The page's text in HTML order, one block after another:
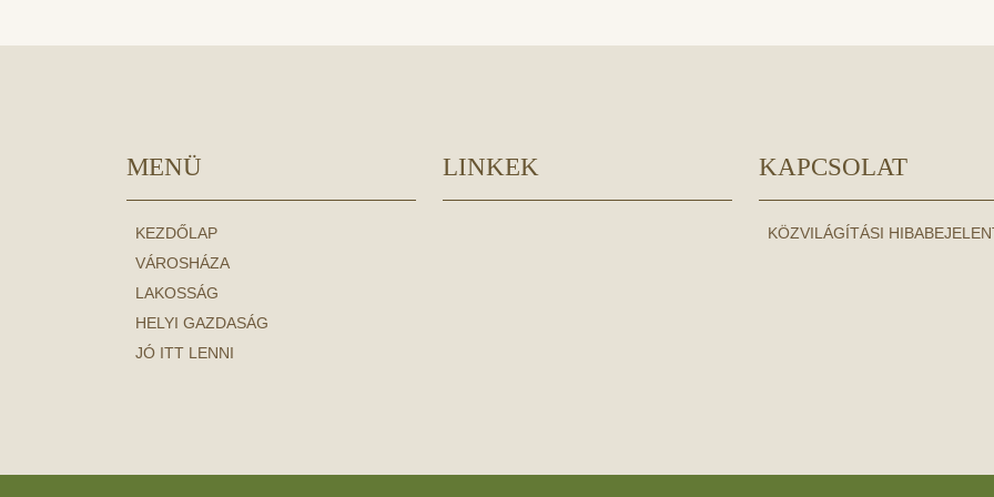
MENÜ
KEZDŐLAP
VÁROSHÁZA
LAKOSSÁG
HELYI GAZDASÁG
JÓ ITT LENNI
LINKEK KAPCSOLAT
KÖZVILÁGÍTÁSI